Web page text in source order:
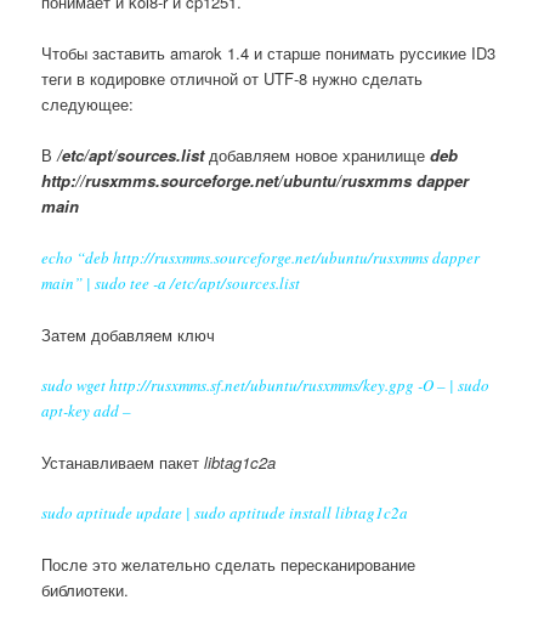
Чтобы заставить amarok 1.4 и старше понимать руссикие ID3
теги в кодировке отличной от UTF-8 нужно сделать
следующее:
В/etc/apt/sources.listдобавляем новое хранилищеdeb
http://rusxmms.sourceforge.net/ubuntu/rusxmms dapper
main
echo “deb http://rusxmms.sourceforge.net/ubuntu/rusxmms dapper
main” | sudo tee -a /etc/apt/sources.list
Затем добавляем ключ
sudo wget http://rusxmms.sf.net/ubuntu/rusxmms/key.gpg -O – | sudo
apt-key add –
Устанавливаем пакетlibtag1c2a
sudo aptitude update | sudo aptitude install libtag1c2a
После это желательно сделать пересканирование
библиотеки.